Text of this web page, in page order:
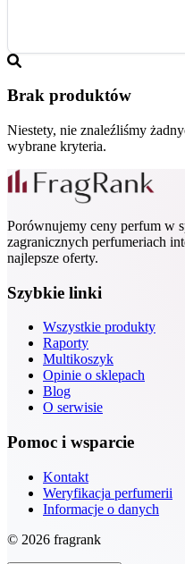
Brak produktów
Niestety, nie znaleźliśmy
wybrane kryteria.
Porównujemy ceny perfum w
zagranicznych perfumeriach
najlepsze oferty.
Szybkie linki
Wszystkie produkty
Raporty
Multikoszyk
Opinie o sklepach
Blog
O serwisie
Pomoc i wsparcie
Kontakt
Weryfikacja perfumerii
Informacje o danych
© 2026 fragrank